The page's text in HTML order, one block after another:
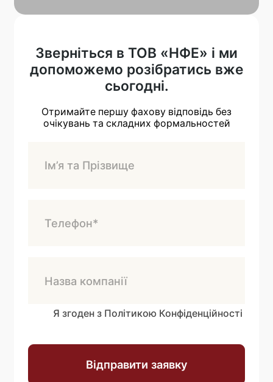
Зверніться в ТОВ «НФЕ» і ми
допоможемо розібратись вже
сьогодні.
Отримайте першу фахову відповідь без
очікувань та складних формальностей
Я згоден з Політикою Конфіденційності
Відправити заявку